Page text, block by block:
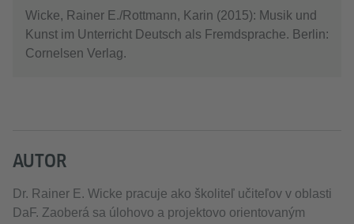
Wicke, Rainer E./Rottmann, Karin (2015): Musik und
Kunst im Unterricht Deutsch als Fremdsprache. Berlin:
Cornelsen Verlag.
AUTOR
Dr. Rainer E. Wicke pracuje ako školiteľ učiteľov v oblasti
DaF. Zaoberá sa úlohovo a projektovo orientovaným